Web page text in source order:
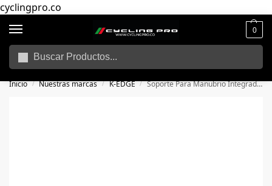
cyclingpro.co
0
🚴‍ Envío gratuito a todo Colombia por compras superiores a $250.000
Inicio / Nuestras marcas / K-EDGE / Soporte Para Manubrio Integrado K-Edge Negro